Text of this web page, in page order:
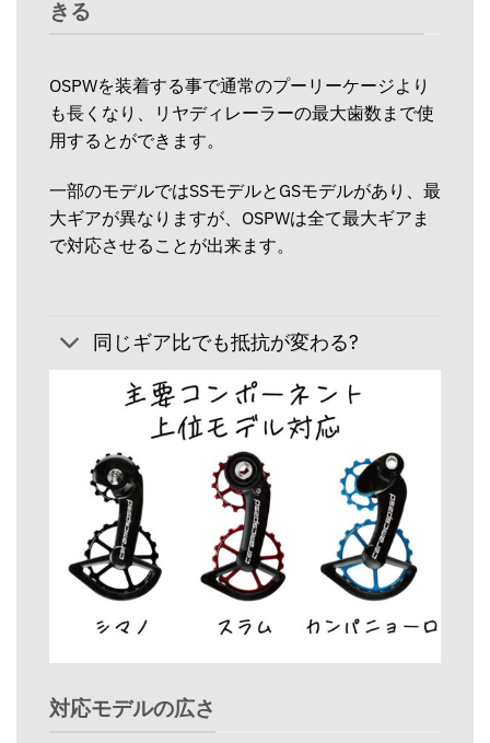
きる
OSPWを装着する事で通常のプーリーケージより
も長くなり、リヤディレーラーの最大歯数まで使
用するとができます。
一部のモデルではSSモデルとGSモデルがあり、最
大ギアが異なりますが、OSPWは全て最大ギアま
で対応させることが出来ます。
同じギア比でも抵抗が変わる?
対応モデルの広さ